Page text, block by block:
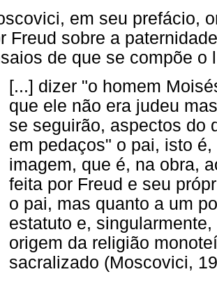
em seu prefácio,
Freud sobre a
de que se compõe o
[...] dizer "o homem
que ele não era judeu
se seguirão, aspectos do
em pedaços" o pai, isto
imagem, que é, na obra,
feita por Freud e seu
o pai, mas quanto a um
estatuto e,
origem da religião
sacralizado (Moscovici,